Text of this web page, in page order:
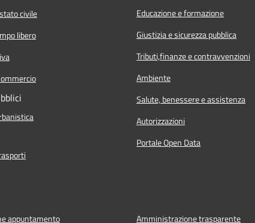
civile
libero
Educazione e formazione
Giustizia e sicurezza pubblica
Tributi,finanze e contravvenzioni
Ambiente
Salute, benessere e assistenza
Autorizzazioni
Portale Open Data
appuntamento Amministrazione trasparente